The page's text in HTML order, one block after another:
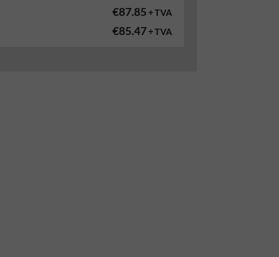
€87.85 + TVA
€85.47+ TVA